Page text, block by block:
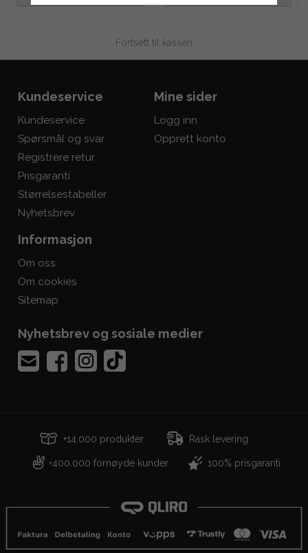
Fortsett til kassen
Kundeservice
Kundeservice
Spørsmål og svar
Registrere retur
Prisgaranti
Størrelsestabeller
Nyhetsbrev
Mine sider
Logg inn
Opprett konto
Informasjon
Om oss
Om cookies
Sitemap
Nyhetsbrev og sosiale medier
+14.000 produkter Rask levering
+400.000 fornøyde kunder 100% prisgaranti